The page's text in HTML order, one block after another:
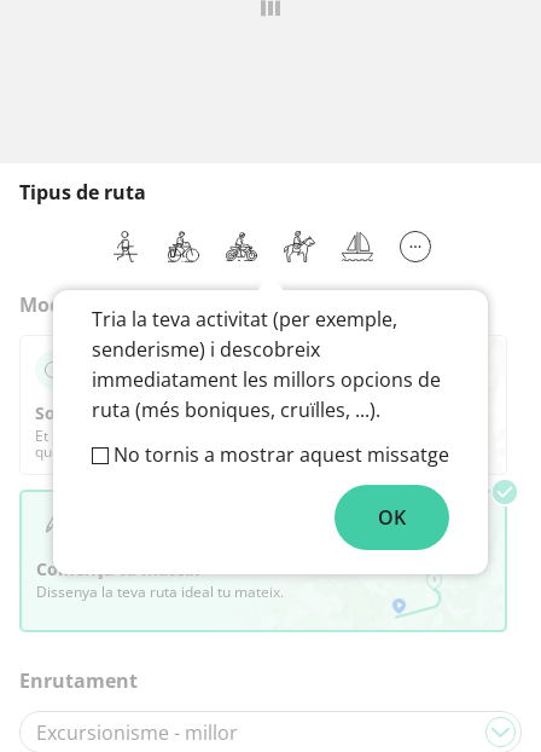
Tipus de ruta
Mode
Sorprèn-me
Et proposem la millor ruta segons les teves preferències,
que després podràs adaptar completament.
Comença tu mateix
Dissenya la teva ruta ideal tu mateix.
Enrutament
Tria la teva activitat (per exemple,
senderisme) i descobreix
immediatament les millors opcions de
ruta (més boniques, cruïlles, ...).
No tornis a mostrar aquest missatge
OK